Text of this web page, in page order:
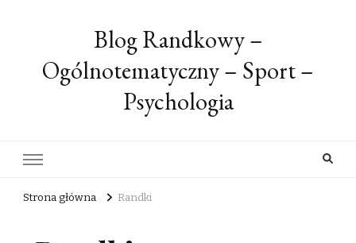
Blog Randkowy –
Ogólnotematyczny – Sport –
Psychologia
Strona główna Randki